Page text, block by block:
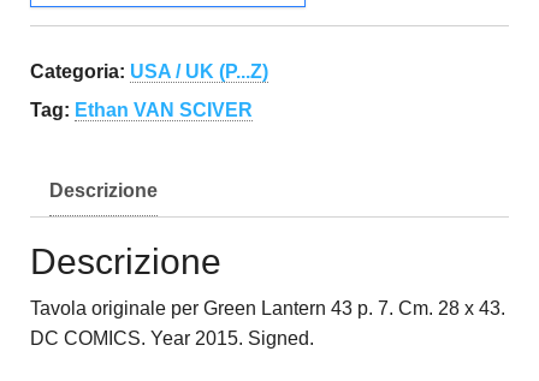
Categoria: USA / UK (P...Z)
Tag: Ethan VAN SCIVER
Descrizione
Descrizione
Tavola originale per Green Lantern 43 p. 7. Cm. 28 x 43.
DC COMICS. Year 2015. Signed.